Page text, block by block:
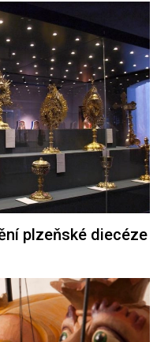
plzeňské diecéze